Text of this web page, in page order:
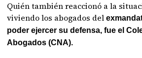
Quién también reaccionó a la
viviendo los abogados del
poder ejercer su defensa, fue el
Abogados (CNA).